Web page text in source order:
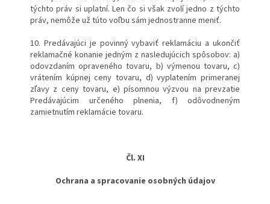
týchto práv si uplatní. Len čo si však zvolí jedno z týchto
práv, nemôže už túto voľbu sám jednostranne meniť.
10. Predávajúci je povinný vybaviť reklamáciu a ukončiť
reklamačné konanie jedným z nasledujúcich spôsobov: a)
odovzdaním opraveného tovaru, b) výmenou tovaru, c)
vrátením kúpnej ceny tovaru, d) vyplatením primeranej
zľavy z ceny tovaru, e) písomnou výzvou na prevzatie
Predávajúcim určeného plnenia, f) odôvodneným
zamietnutím reklamácie tovaru.
Čl. XI
Ochrana a spracovanie osobných údajov